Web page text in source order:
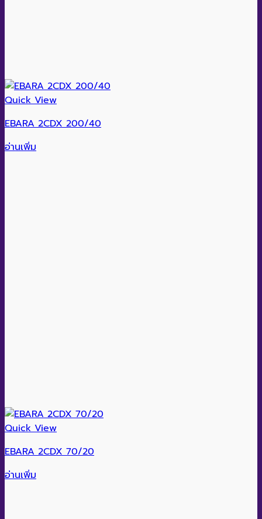
Quick View
EBARA 2CDX 200/40
อ่านเพิ่ม
Quick View
EBARA 2CDX 70/20
อ่านเพิ่ม